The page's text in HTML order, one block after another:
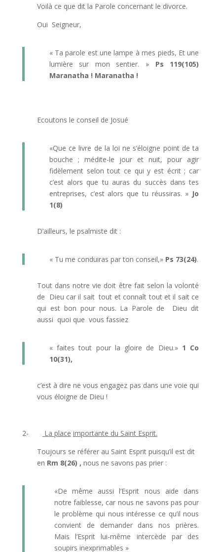
Voilà ce que dit la Parole concernant le divorce.
Oui Seigneur,
« Ta parole est une lampe à mes pieds, Et une
lumière sur mon sentier. » Ps 119(105)
Maranatha ! Maranatha !
Ecoutons le conseil de Josué
«Que ce livre de la loi ne s’éloigne point de ta
bouche ; médite-le jour et nuit, pour agir
fidèlement selon tout ce qui y est écrit ; car
c’est alors que tu auras du succès dans tes
entreprises, c’est alors que tu réussiras. » Jo
1(8)
D’ailleurs, le psalmiste dit :
« Tu me conduiras par ton conseil,» Ps 73(24).
Tout dans notre vie doit être fait selon la volonté
de Dieu car il sait tout et connaît tout et il sait ce
qui est bon pour nous. La Parole de Dieu dit
aussi quoi que vous fassiez
« faites tout pour la gloire de Dieu.» 1 Co
10(31),
c’est à dire ne vous engagez pas dans une voie qui
vous éloigne de Dieu !
2- La place importante du Saint Esprit.
Toujours se référer au Saint Esprit puisqu’il est dit
en Rm 8(26) , nous ne savons pas prier :
«De même aussi l’Esprit nous aide dans
notre faiblesse, car nous ne savons pas pour
le problème qui nous intéresse ce qu’il nous
convient de demander dans nos prières.
Mais l’Esprit lui-même intercède par des
soupirs inexprimables »